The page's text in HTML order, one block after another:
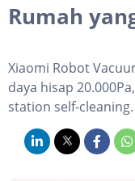
Rumah
Xiaomi Robot
daya hisap
station self-cleaning.